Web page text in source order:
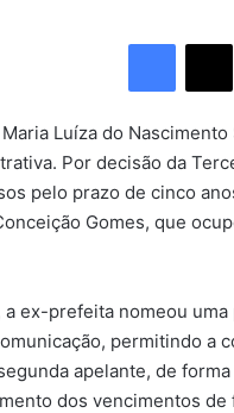
Luíza do
Por decisão da
pelo prazo de cinco
Gomes, que
ex-prefeita nomeou
permitindo a
apelante, de
dos vencimentos